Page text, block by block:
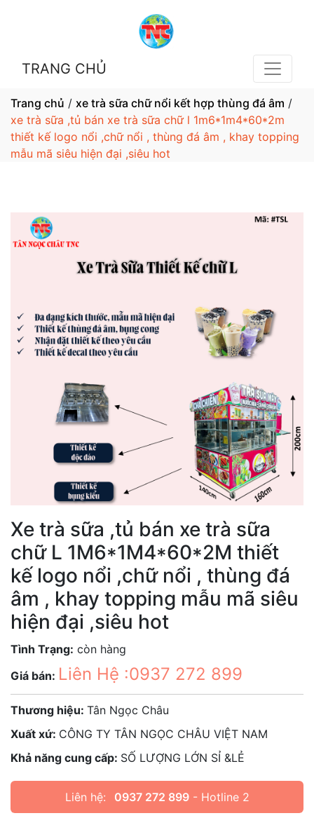
TRANG CHỦ
Trang chủ / xe trà sữa chữ nổi kết hợp thùng đá âm /
xe trà sữa ,tủ bán xe trà sữa chữ l 1m6*1m4*60*2m
thiết kế logo nổi ,chữ nổi , thùng đá âm , khay topping
mẫu mã siêu hiện đại ,siêu hot
Xe trà sữa ,tủ bán xe trà sữa
chữ L 1M6*1M4*60*2M thiết
kế logo nổi ,chữ nổi , thùng đá
âm , khay topping mẫu mã siêu
hiện đại ,siêu hot
Tình Trạng: còn hàng
Giá bán: Liên Hệ :0937 272 899
Thương hiệu: Tân Ngọc Châu
Xuất xứ: CÔNG TY TÂN NGỌC CHÂU VIỆT NAM
Khả năng cung cấp: SỐ LƯỢNG LỚN SỈ &LẺ
Liên hệ: 0937 272 899- Hotline 2